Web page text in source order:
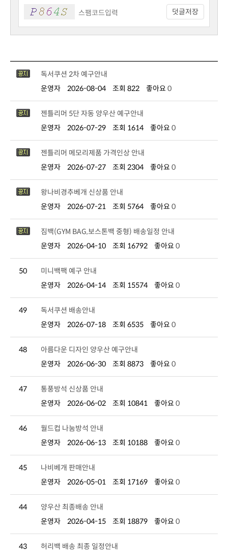
덧글저장
독서쿠션 2차 예구안내
운영자
2026-08-04 조회 822 좋아요 0
젠틀리머 5단 자동 양우산 예구안내
운영자
2026-07-29 조회 1614 좋아요 0
젠틀리머 메모리제품 가격인상 안내
운영자
2026-07-27 조회 2304 좋아요 0
왕나비경추베개 신상품 안내
운영자
2026-07-21 조회 5764 좋아요 0
짐백(GYM BAG,보스톤백 중형) 배송일정 안내
운영자
2026-04-10 조회 16792 좋아요 0
50
미니백팩 예구 안내
운영자
2026-04-14 조회 15574 좋아요 0
49
독서쿠션 배송안내
운영자
2026-07-18 조회 6535 좋아요 0
48
아름다운 디자인 양우산 예구안내
운영자
2026-06-30 조회 8873 좋아요 0
47
통풍방석 신상품 안내
운영자
2026-06-02 조회 10841 좋아요 0
46
월드컵 나눔방석 안내
운영자
2026-06-13 조회 10188 좋아요 0
45
나비베개 판매안내
운영자
2026-05-01 조회 17169 좋아요 0
44
양우산 최종배송 안내
운영자
2026-04-15 조회 18879 좋아요 0
43
허리백 배송 최종 일정안내